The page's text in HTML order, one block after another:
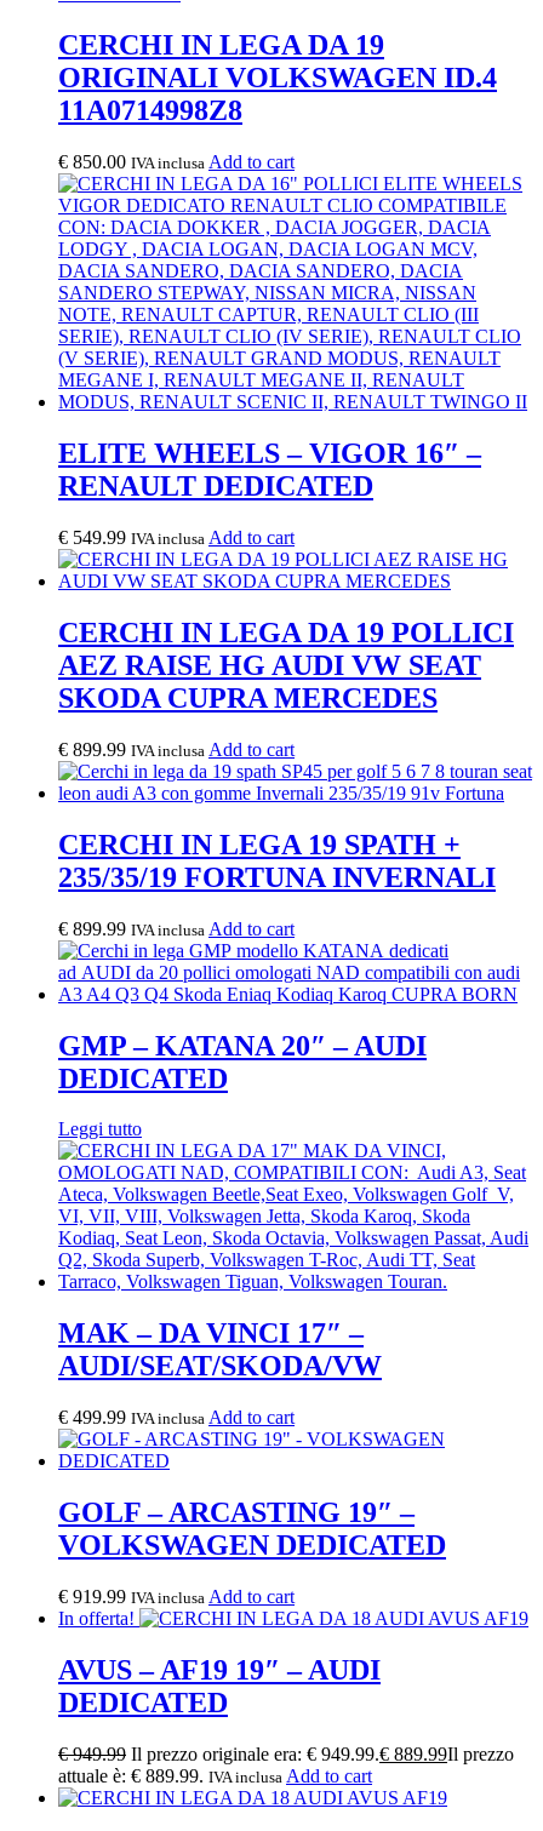
CERCHI IN LEGA DA 19
ORIGINALI VOLKSWAGEN ID.4
11A0714998Z8
€ 850.00 IVA inclusa Add to cart
ELITE WHEELS – VIGOR 16″ –
RENAULT DEDICATED
€ 549.99 IVA inclusa Add to cart
CERCHI IN LEGA DA 19 POLLICI
AEZ RAISE HG AUDI VW SEAT
SKODA CUPRA MERCEDES
€ 899.99 IVA inclusa Add to cart
CERCHI IN LEGA 19 SPATH +
235/35/19 FORTUNA INVERNALI
€ 899.99 IVA inclusa Add to cart
GMP – KATANA 20″ – AUDI
DEDICATED
Leggi tutto
MAK – DA VINCI 17″ –
AUDI/SEAT/SKODA/VW
€ 499.99 IVA inclusa Add to cart
GOLF – ARCASTING 19″ –
VOLKSWAGEN DEDICATED
€ 919.99 IVA inclusa Add to cart
In offerta!
AVUS – AF19 19″ – AUDI
DEDICATED
€949.99 Il prezzo originale era: € 949.99.€ 889.99Il prezzo
attuale è: € 889.99. IVA inclusa Add to cart